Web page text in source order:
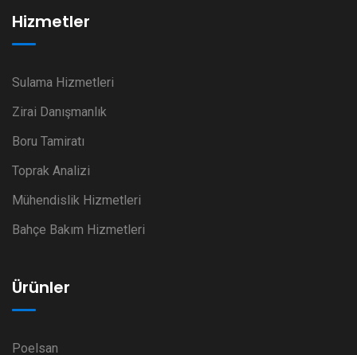
Hizmetler
Sulama Hizmetleri
Zirai Danışmanlık
Boru Tamiratı
Toprak Analizi
Mühendislik Hizmetleri
Bahçe Bakım Hizmetleri
Ürünler
Poelsan